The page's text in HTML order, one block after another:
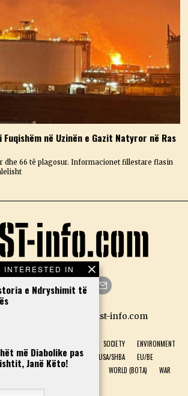
në Uzinën e Gazit Natyror në Ras
dhe 66 të plagosur. Informacionet fillestare flasin
INTERESTED IN
e Ndryshimit të
më Diabolike pas
Janë Këto!
Facebook
N.D. — Copyright Mast-info.com
SOCIETY
ENVIRONMENT
HEALTH SPORT USA/SHBA
EU/BE
GREECE (GREQI) TECHNOLOGY WORLD (BOTA)
WAR